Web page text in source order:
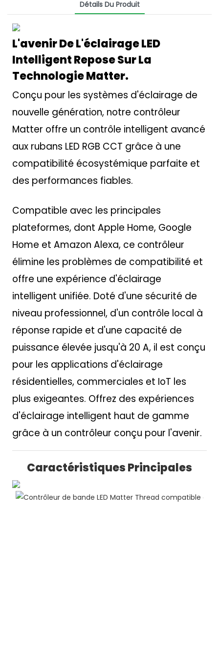
Détails Du Produit
L'avenir De L'éclairage LED
Intelligent Repose Sur La
Technologie Matter.
Conçu pour les systèmes d'éclairage de
nouvelle génération, notre contrôleur
Matter offre un contrôle intelligent avancé
aux rubans LED RGB CCT grâce à une
compatibilité écosystémique parfaite et
des performances fiables.
Compatible avec les principales
plateformes, dont Apple Home, Google
Home et Amazon Alexa, ce contrôleur
élimine les problèmes de compatibilité et
offre une expérience d'éclairage
intelligent unifiée. Doté d'une sécurité de
niveau professionnel, d'un contrôle local à
réponse rapide et d'une capacité de
puissance élevée jusqu'à 20 A, il est conçu
pour les applications d'éclairage
résidentielles, commerciales et IoT les
plus exigeantes. Offrez des expériences
d'éclairage intelligent haut de gamme
grâce à un contrôleur conçu pour l'avenir.
Caractéristiques Principales